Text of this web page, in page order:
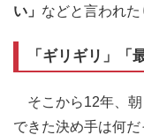
い」 などと言われた
「ギリギリ」「
そこから12年、朝
できた決め手は何だ